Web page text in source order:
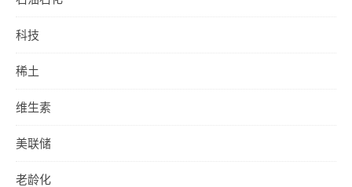
科技
稀土
维生素
美联储
老龄化